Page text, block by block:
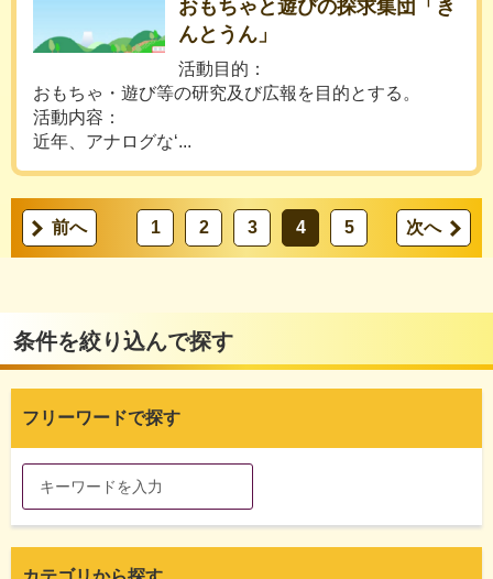
おもちゃと遊びの探求集団「き
んとうん」
活動目的：
おもちゃ・遊び等の研究及び広報を目的とする。
活動内容：
近年、アナログな‘...
前へ 1 2 3 4 5 次へ
条件を絞り込んで探す
フリーワードで探す